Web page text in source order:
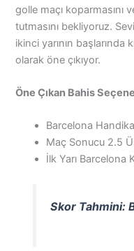
golle maçı
tutmasını bekliyoruz.
ikinci yarının başlarında
olarak öne çıkıyor.
Öne Çıkan Bahis
Barcelona
Maç Sonucu 2.5
İlk Yarı Barcelona
Skor Tahmini: